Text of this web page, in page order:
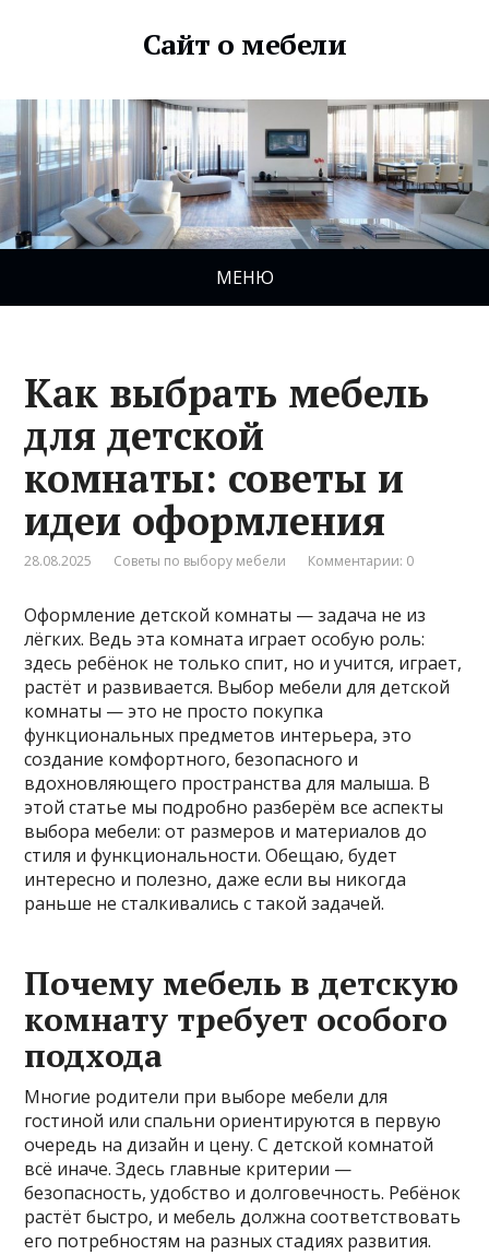
Сайт о мебели
МЕНЮ
Как выбрать мебель
для детской
комнаты: советы и
идеи оформления
28.08.2025 Советы по выбору мебели Комментарии: 0
Оформление детской комнаты — задача не из
лёгких. Ведь эта комната играет особую роль:
здесь ребёнок не только спит, но и учится, играет,
растёт и развивается. Выбор мебели для детской
комнаты — это не просто покупка
функциональных предметов интерьера, это
создание комфортного, безопасного и
вдохновляющего пространства для малыша. В
этой статье мы подробно разберём все аспекты
выбора мебели: от размеров и материалов до
стиля и функциональности. Обещаю, будет
интересно и полезно, даже если вы никогда
раньше не сталкивались с такой задачей.
Почему мебель в детскую
комнату требует особого
подхода
Многие родители при выборе мебели для
гостиной или спальни ориентируются в первую
очередь на дизайн и цену. С детской комнатой
всё иначе. Здесь главные критерии —
безопасность, удобство и долговечность. Ребёнок
растёт быстро, и мебель должна соответствовать
его потребностям на разных стадиях развития.